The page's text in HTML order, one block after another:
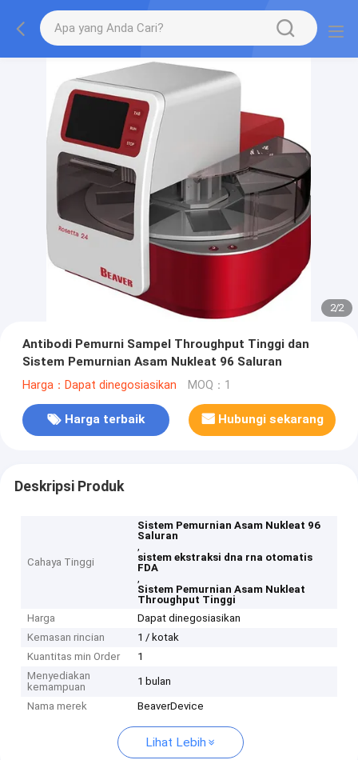
2/2
Antibodi Pemurni Sampel Throughput Tinggi dan
Sistem Pemurnian Asam Nukleat 96 Saluran
Harga：Dapat dinegosiasikan MOQ：1
Harga terbaik Hubungi sekarang
Deskripsi Produk
Cahaya Tinggi
Sistem Pemurnian Asam Nukleat 96
Saluran
,
sistem ekstraksi dna rna otomatis
FDA
,
Sistem Pemurnian Asam Nukleat
Throughput Tinggi
Harga
Dapat dinegosiasikan
Kemasan rincian
1 / kotak
Kuantitas min Order
1
Menyediakan
kemampuan
1 bulan
Nama merek BeaverDevice
Lihat Lebih